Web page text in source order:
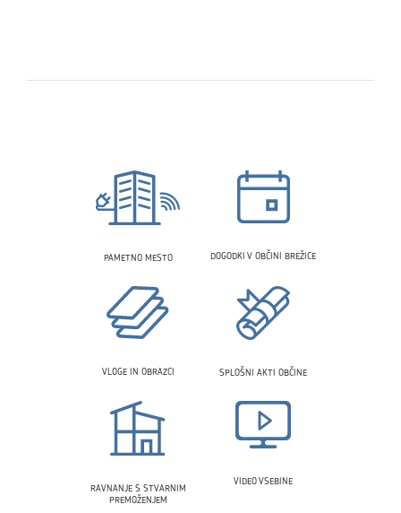
PAMETNO MESTO DOGODKI V OBČINI BREŽICE
VLOGE IN OBRAZCI SPLOŠNI AKTI OBČINE
RAVNANJE S STVARNIM
PREMOŽENJEM
VIDEO VSEBINE